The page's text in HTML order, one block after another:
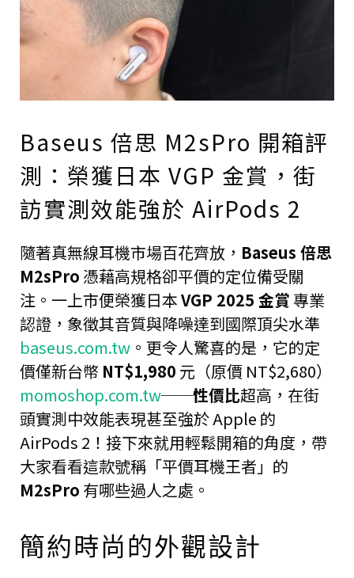
Baseus 倍思 M2sPro 開箱評
測：榮獲日本 VGP 金賞，街
訪實測效能強於 AirPods 2
隨著真無線耳機市場百花齊放， Baseus 倍思
M2sPro 憑藉高規格卻平價的定位備受關
注。一上市便榮獲日本VGP 2025 金賞專業
認證，象徵其音質與降噪達到國際頂尖水準
baseus.com.tw 。更令人驚喜的是，它的定
價僅新台幣 NT$1,980 元（原價 NT$2,680）
momoshop.com.tw──性價比超高，在街
頭實測中效能表現甚至強於 Apple 的
AirPods 2！接下來就用輕鬆開箱的角度，帶
大家看看這款號稱「平價耳機王者」的
M2sPro 有哪些過人之處。
簡約時尚的外觀設計